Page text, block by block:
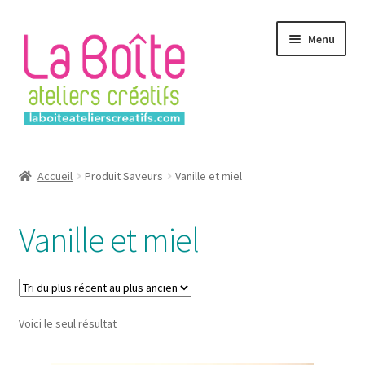
la
navigation
contenu
Menu
Login
Password Reset
Register
Accueil Produit Saveurs Vanille et miel
Vanille et miel
Voici le seul résultat